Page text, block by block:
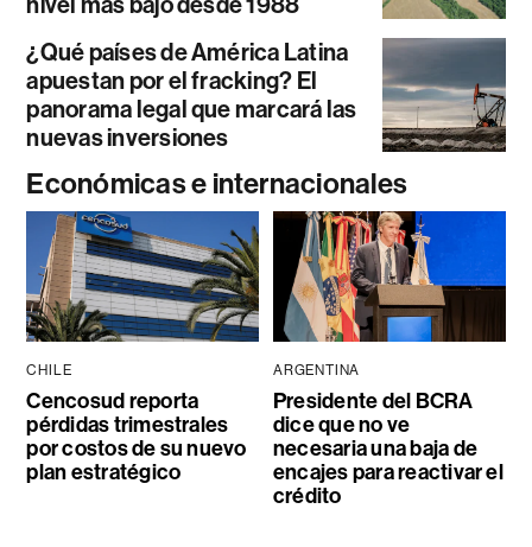
¿Qué países de América Latina
apuestan por el fracking? El
panorama legal que marcará las
nuevas inversiones
Económicas e internacionales
CHILE
Cencosud reporta
pérdidas trimestrales
por costos de su nuevo
plan estratégico
ARGENTINA
Presidente del BCRA
dice que no ve
necesaria una baja de
encajes para reactivar el
crédito